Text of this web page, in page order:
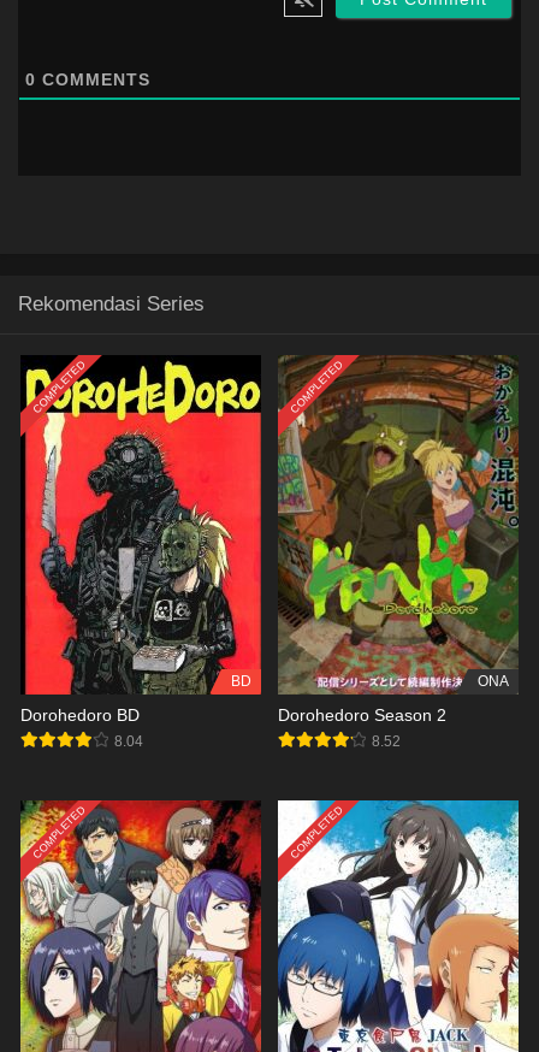
0 COMMENTS
Rekomendasi Series
COMPLETED
BD
Dorohedoro BD
8.04
COMPLETED
ONA
Dorohedoro Season 2
8.52
COMPLETED COMPLETED